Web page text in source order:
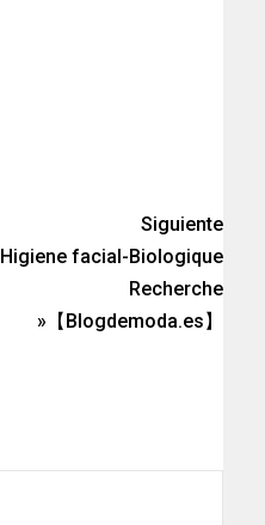
Siguiente
Higiene facial-Biologique
Recherche
»【Blogdemoda.es】